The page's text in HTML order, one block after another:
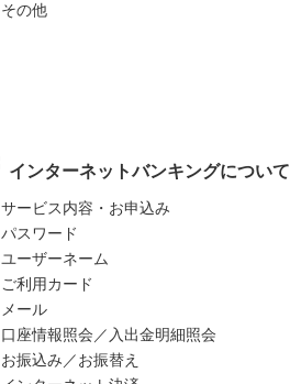
その他
インターネットバンキングについて
サービス内容・お申込み
パスワード
ユーザーネーム
ご利用カード
メール
口座情報照会／入出金明細照会
お振込み／お振替え